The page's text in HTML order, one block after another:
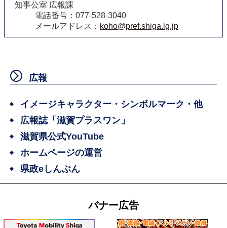
知事公室 広報課
電話番号：077-528-3040
メールアドレス： koho@pref.shiga.lg.jp
広報
イメージキャラクター・シンボルマーク・他
広報誌「滋賀プラスワン」
滋賀県公式YouTube
ホームページの運営
県政eしんぶん
バナー広告